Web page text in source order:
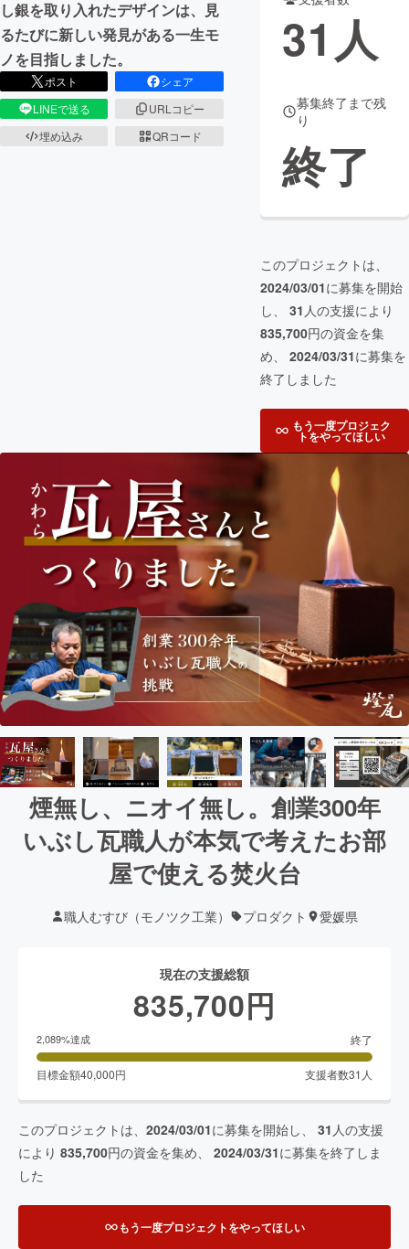
し銀を取り入れたデザインは、見
るたびに新しい発見がある一生モ
ノを目指しました。
ポスト
シェア
LINEで送る
URLコピー
埋め込み
QRコード
31 人
募集終了まで残
り
終了
このプロジェクトは、
2024/03/01に募集を開始
し、 31 人の支援により
835,700円の資金を集
め、 2024/03/31に募集を
終了しました
もう一度プロジェク
トをやってほしい
煙無し、ニオイ無し。創業300年
いぶし瓦職人が本気で考えたお部
屋で使える焚火台
職人むすび（モノツク工業） プロダクト 愛媛県
現在の支援総額
835,700円
2,089%達成 終了
目標金額40,000円 支援者数31 人
このプロジェクトは、 2024/03/01に募集を開始し、 31 人の支援
により 835,700円の資金を集め、 2024/03/31に募集を終了しま
した
もう一度プロジェクトをやってほしい